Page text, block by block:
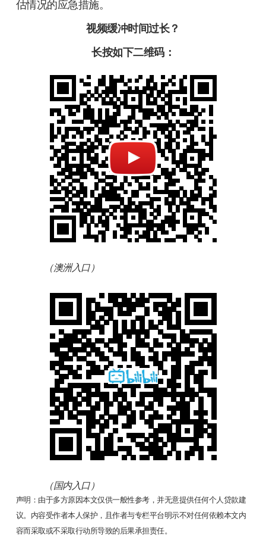
估情况的应急措施。
视频缓冲时间过长？
长按如下二维码：
（澳洲入口）
（国内入口）
声明：由于多方原因本文仅供一般性参考，并无意提供任何个人贷款建
议。内容受作者本人保护，且作者与专栏平台明示不对任何依赖本文内
容而采取或不采取行动所导致的后果承担责任。